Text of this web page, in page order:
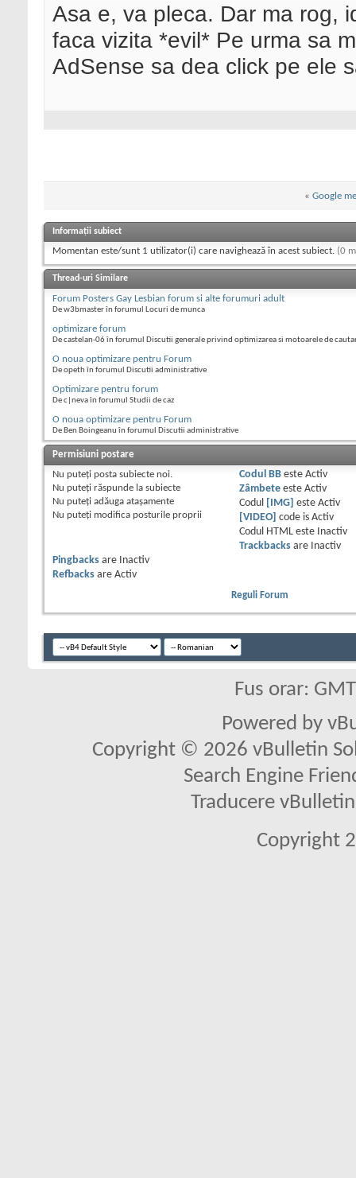
Asa e, va pleca. Dar ma rog,
faca vizita *evil* Pe urma sa
AdSense sa dea click pe ele
« Google
Informații subiect
Momentan este/sunt 1 utilizator(i) care navighează în acest subiect. (0
Thread-uri Similare
Forum Posters Gay Lesbian forum si alte forumuri adult
De w3bmaster în forumul Locuri de munca
optimizare forum
De castelan-06 în forumul Discutii generale privind optimizarea si motoarele de
O noua optimizare pentru Forum
De opeth în forumul Discutii administrative
Optimizare pentru forum
De c|neva în forumul Studii de caz
O noua optimizare pentru Forum
De Ben Boingeanu în forumul Discutii administrative
Permisiuni postare
Nu puteţi posta subiecte noi.
Nu puteţi răspunde la subiecte
Nu puteţi adăuga ataşamente
Nu puteţi modifica posturile proprii
Codul BBeste Activ
Zâmbeteeste Activ
Codul
[IMG] este Activ
[VIDEO] code is Activ
Codul HTML este
Inactiv
Trackbacksare
Inactiv
Pingbacks are
Inactiv
Refbacks are Activ
Reguli Forum
Fus orar:
Powered by
Copyright © 2026 vBulletin
Search Engine
Traducere
Copyright